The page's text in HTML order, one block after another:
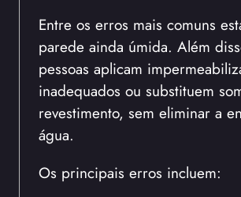
Entre os erros mais comuns
parede ainda úmida. Além
pessoas aplicam
inadequados ou substituem
revestimento, sem eliminar a
água.
Os principais erros incluem: